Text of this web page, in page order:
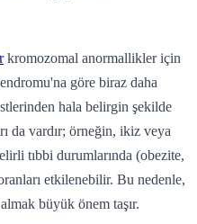
kromozomal anormallikler için
göre biraz daha
hala belirgin şekilde
da vardır; örneğin, ikiz veya
tıbbi durumlarında (obezite,
etkilenebilir. Bu nedenle,
büyük önem taşır.